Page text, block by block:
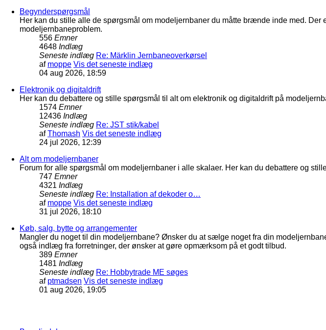
Begynderspørgsmål
Her kan du stille alle de spørgsmål om modeljernbaner du måtte brænde inde med.
modeljernbaneproblem.
556 Emner
4648 Indlæg
Seneste indlæg Re: Märklin Jernbaneoverkørsel
af moppe Vis det seneste indlæg
04 aug 2026, 18:59
Elektronik og digitaldrift
Her kan du debattere og stille spørgsmål til alt om elektronik og digitaldrift på
1574 Emner
12436 Indlæg
Seneste indlæg Re: JST stik/kabel
afThomash Vis det seneste indlæg
24 jul 2026, 12:39
Alt om modeljernbaner
Forum for alle spørgsmål om modeljernbaner i alle skalaer. Her kan du debattere og
747 Emner
4321 Indlæg
Seneste indlæg Re: Installation af dekoder o…
af moppe Vis det seneste indlæg
31 jul 2026, 18:10
Køb, salg, bytte og arrangementer
Mangler du noget til din modeljernbane? Ønsker du at sælge noget fra din
også indlæg fra forretninger, der ønsker at gøre opmærksom på et godt tilbud.
389 Emner
1481 Indlæg
Seneste indlæg Re: Hobbytrade ME søges
af ptmadsen Vis det seneste indlæg
01 aug 2026, 19:05